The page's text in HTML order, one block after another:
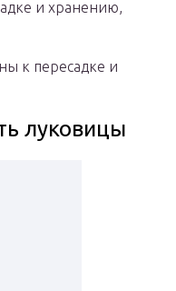
и хранению,
к пересадке и
луковицы